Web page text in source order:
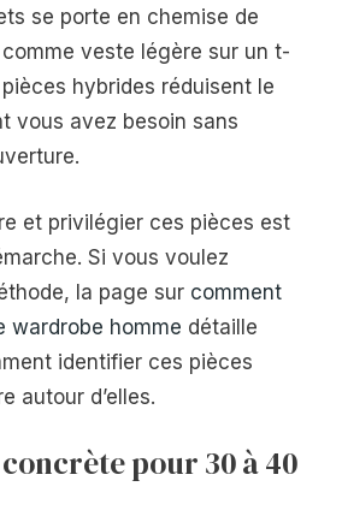
se porte en chemise de
comme veste légère sur un t-
hybrides réduisent le
vous avez besoin sans
et privilégier ces pièces est
Si vous voulez
la page sur comment
wardrobe homme détaille
identifier ces pièces
autour d’elles.
pour 30 à 40